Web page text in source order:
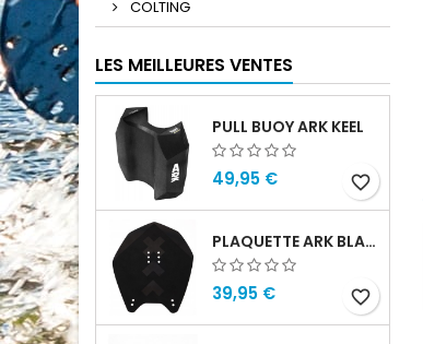
COLTING
LES MEILLEURES VENTES
PULL BUOY ARK KEEL
49,95 € favorite_border
PLAQUETTE ARK BLADE
39,95 € favorite_border